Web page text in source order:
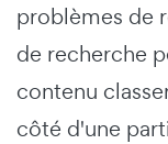
problèmes de
de recherche
contenu
côté d'une